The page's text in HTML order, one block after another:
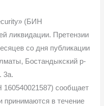
(БИН
ликвидации. Претензии
со дня публикации
Бостандыкский р-
3а.
сообщает
принимаются в течение